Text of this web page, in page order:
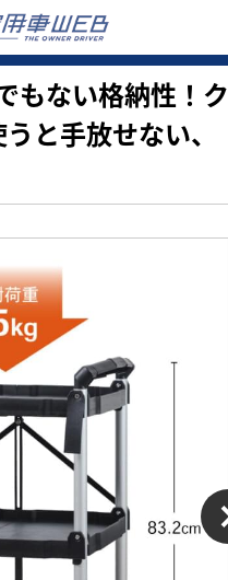
もない格納性！ク
と手放せない、